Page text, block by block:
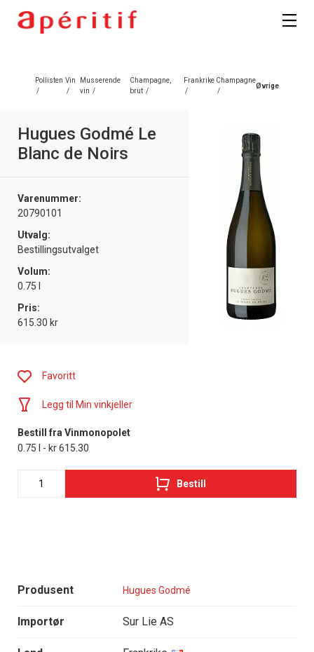
Pollisten
/
Vin
/
Musserende
vin /
Champagne,
brut /
Frankrike
/
Champagne
/
Øvrige
Hugues Godmé Le
Blanc de Noirs
Varenummer:
20790101
Utvalg:
Bestillingsutvalget
Volum:
0.75 l
Pris:
615.30 kr
Produsent Hugues Godmé
Importør Sur Lie AS
Favoritt
Legg til Min vinkjeller
Bestill fra Vinmonopolet
0.75 l - kr 615.30
Bestill